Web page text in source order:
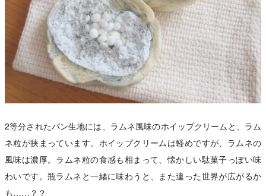
2等分されたパン生地には、ラムネ風味のホイップクリームと、ラム
ネ粒が挟まっています。ホイップクリームは軽めですが、ラムネの
風味は濃厚。ラムネ粒の食感も相まって、懐かしい駄菓子っぽい味
わいです。瓶ラムネと一緒に味わうと、また違った世界が広がるか
も……？？